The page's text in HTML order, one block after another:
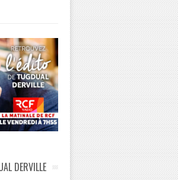
DERVILLE